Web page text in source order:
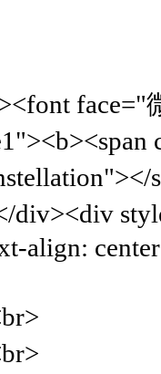
face="
div><div
align: